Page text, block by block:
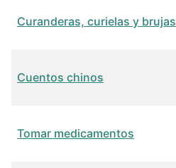
Curanderas, curielas y brujas
Cuentos chinos
Tomar medicamentos